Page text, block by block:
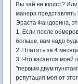
Вы чай не юрист?
манера
Эраста Фандорина,
1. Если после
больше, вам надо
2. Платить за 4
3. Что касается моей
"первым двум
репутация моя от